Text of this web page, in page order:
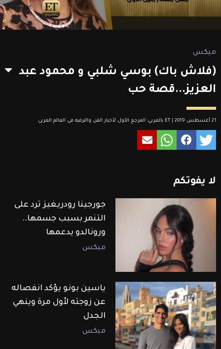
ميكس
(فلاش باك) بوسي شلبي و محمود عبد
العزيز...قصة حب
21 أغسطس 2019 | ET بالعربي: المرجع الأول لأخبار الفن والترفيه في العالم العربي
لا يفوتكم
جورجينا رودريغيز ترد على
التنمر بسبب جسمها..
ورونالدو يدعمها
ميكس
ياسين بونو يؤكد انفصاله
عن زوجته لأول مرة وينهي
الجدل
ميكس